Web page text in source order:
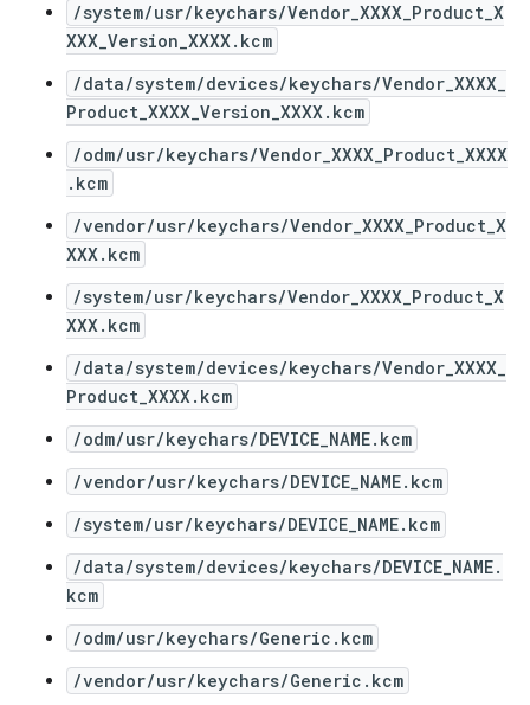
/system/usr/keychars/Vendor_XXXX_Product_X
XXX_Version_XXXX.kcm
/data/system/devices/keychars/Vendor_XXXX_
Product_XXXX_Version_XXXX.kcm
/odm/usr/keychars/Vendor_XXXX_Product_XXXX
.kcm
/vendor/usr/keychars/Vendor_XXXX_Product_X
XXX.kcm
/system/usr/keychars/Vendor_XXXX_Product_X
XXX.kcm
/data/system/devices/keychars/Vendor_XXXX_
Product_XXXX.kcm
/odm/usr/keychars/DEVICE_NAME.kcm
/vendor/usr/keychars/DEVICE_NAME.kcm
/system/usr/keychars/DEVICE_NAME.kcm
/data/system/devices/keychars/DEVICE_NAME.
kcm
/odm/usr/keychars/Generic.kcm
/vendor/usr/keychars/Generic.kcm